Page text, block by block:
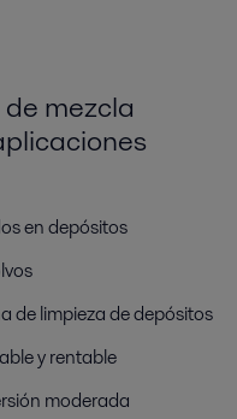
mezcla
en depósitos
de limpieza de depósitos
y rentable
moderada